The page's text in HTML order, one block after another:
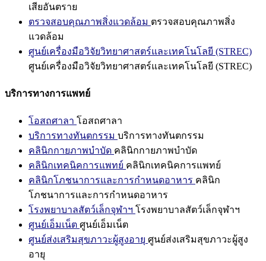
เสียอันตราย
ตรวจสอบคุณภาพสิ่งแวดล้อม ตรวจสอบคุณภาพสิ่ง
แวดล้อม
ศูนย์เครื่องมือวิจัยวิทยาศาสตร์และเทคโนโลยี (STREC)
ศูนย์เครื่องมือวิจัยวิทยาศาสตร์และเทคโนโลยี (STREC)
บริการทางการแพทย์
โอสถศาลา โอสถศาลา
บริการทางทันตกรรม บริการทางทันตกรรม
คลินิกกายภาพบำบัด คลินิกกายภาพบำบัด
คลินิกเทคนิคการแพทย์ คลินิกเทคนิคการแพทย์
คลินิกโภชนาการและการกำหนดอาหาร คลินิก
โภชนาการและการกำหนดอาหาร
โรงพยาบาลสัตว์เล็กจุฬาฯ โรงพยาบาลสัตว์เล็กจุฬาฯ
ศูนย์เอ็มเน็ต ศูนย์เอ็มเน็ต
ศูนย์ส่งเสริมสุขภาวะผู้สูงอายุ ศูนย์ส่งเสริมสุขภาวะผู้สูง
อายุ